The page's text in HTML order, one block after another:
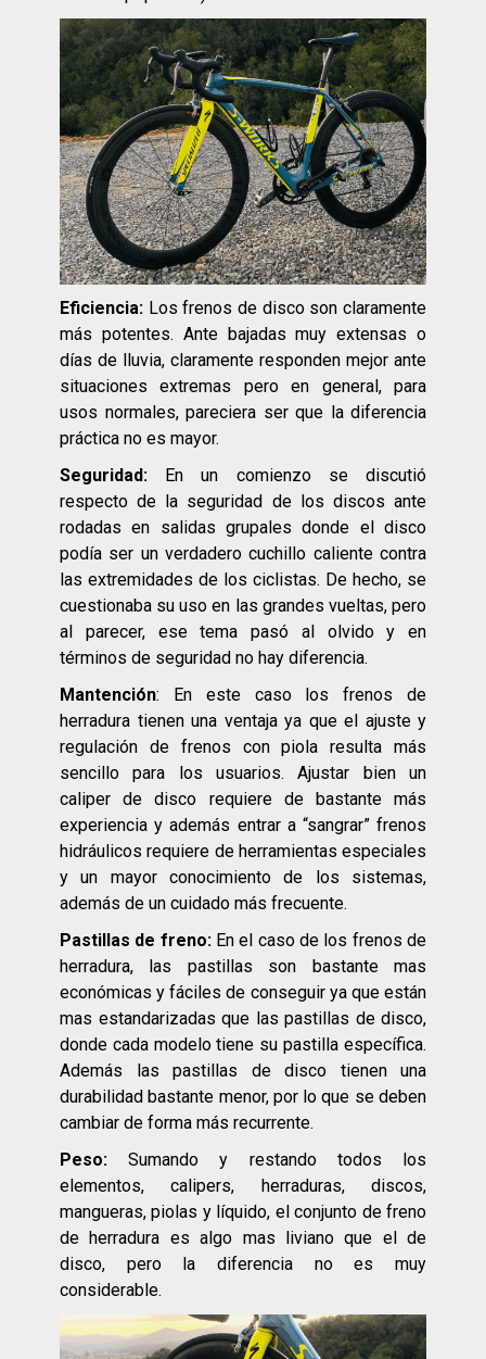
Eficiencia: Los frenos de disco son claramente
más potentes. Ante bajadas muy extensas o
días de lluvia, claramente responden mejor ante
situaciones extremas pero en general, para
usos normales, pareciera ser que la diferencia
práctica no es mayor.
Seguridad: En un comienzo se discutió
respecto de la seguridad de los discos ante
rodadas en salidas grupales donde el disco
podía ser un verdadero cuchillo caliente contra
las extremidades de los ciclistas. De hecho, se
cuestionaba su uso en las grandes vueltas, pero
al parecer, ese tema pasó al olvido y en
términos de seguridad no hay diferencia.
Mantención: En este caso los frenos de
herradura tienen una ventaja ya que el ajuste y
regulación de frenos con piola resulta más
sencillo para los usuarios. Ajustar bien un
caliper de disco requiere de bastante más
experiencia y además entrar a “sangrar” frenos
hidráulicos requiere de herramientas especiales
y un mayor conocimiento de los sistemas,
además de un cuidado más frecuente.
Pastillas de freno:En el caso de los frenos de
herradura, las pastillas son bastante mas
económicas y fáciles de conseguir ya que están
mas estandarizadas que las pastillas de disco,
donde cada modelo tiene su pastilla específica.
Además las pastillas de disco tienen una
durabilidad bastante menor, por lo que se deben
cambiar de forma más recurrente.
Peso: Sumando y restando todos los
elementos, calipers, herraduras, discos,
mangueras, piolas y líquido, el conjunto de freno
de herradura es algo mas liviano que el de
disco, pero la diferencia no es muy
considerable.